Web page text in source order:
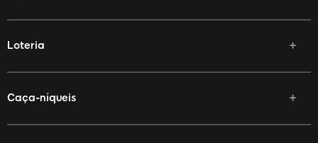
Loteria
Caça-níqueis